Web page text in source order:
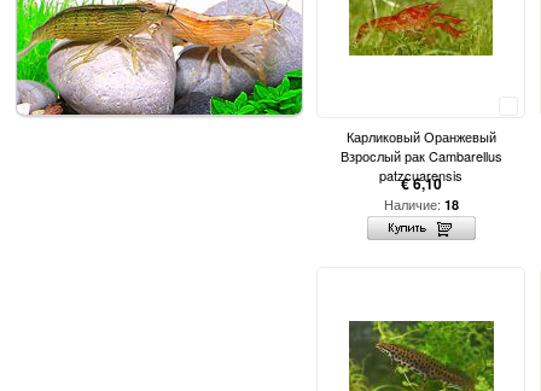
Карликовый Оранжевый
Взрослый рак Cambarellus
patzcuarensis
€ 6,10
Наличие: 18